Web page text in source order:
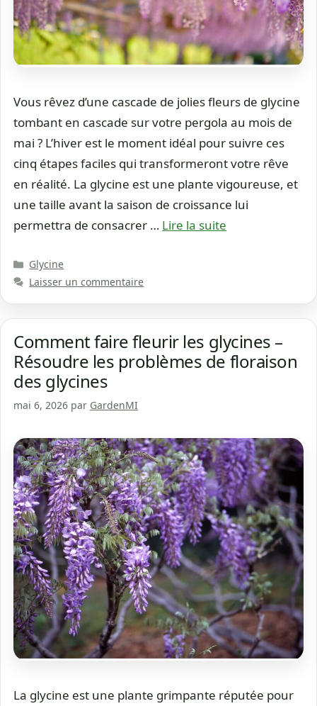
Vous rêvez d’une cascade de jolies fleurs de glycine
tombant en cascade sur votre pergola au mois de
mai ? L’hiver est le moment idéal pour suivre ces
cinq étapes faciles qui transformeront votre rêve
en réalité. La glycine est une plante vigoureuse, et
une taille avant la saison de croissance lui
permettra de consacrer … Lire la suite
Catégories
Glycine
Laisser un commentaire
Comment faire fleurir les glycines –
Résoudre les problèmes de floraison
des glycines
mai 6, 2026 par GardenMI
La glycine est une plante grimpante réputée pour